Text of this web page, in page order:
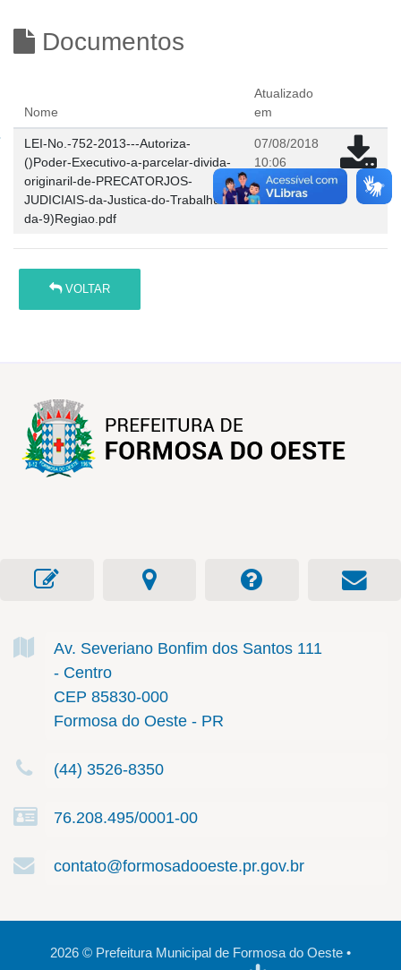
Documentos
Nome
Atualizado
em
LEI-No.-752-2013---Autoriza-
()Poder-Executivo-a-parcelar-divida-
originaril-de-PRECATORJOS-
JUDICIAIS-da-Justica-do-Trabalhu-
da-9)Regiao.pdf
07/08/2018
10:06
VOLTAR
Av. Severiano Bonfim dos Santos 111
- Centro
CEP 85830-000
Formosa do Oeste - PR
(44) 3526-8350
76.208.495/0001-00
contato@formosadooeste.pr.gov.br
2026 © Prefeitura Municipal de Formosa do Oeste •